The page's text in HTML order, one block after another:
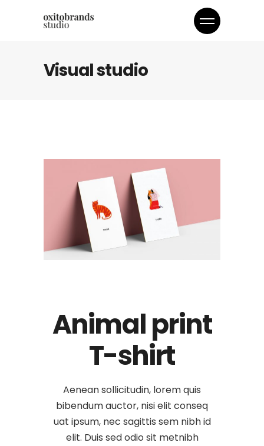
Visual studio
Animal print
T-shirt
Aenean sollicitudin, lorem quis
bibendum auctor, nisi elit conseq
uat ipsum, nec sagittis sem nibh id
elit. Duis sed odio sit metnibh